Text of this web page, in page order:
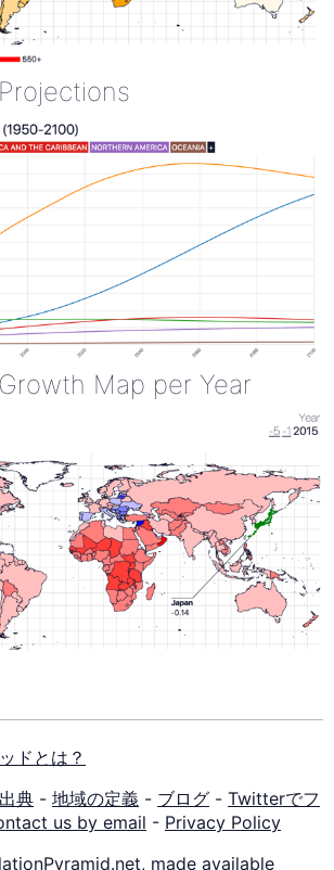
Map per Year
ドとは？
出典 - 地域の定義 - ブログ - Twitterでフ
us by email - Privacy Policy
made available